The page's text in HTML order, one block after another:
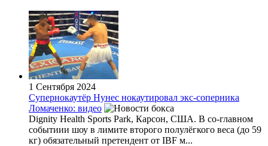
1 Сентября 2024
Супернокаутёр Нунес нокаутировал экс-соперника
Ломаченко: видео
Dignity Health Sports Park, Карсон, США. В со-главном
событиии шоу в лимите второго полулёгкого веса (до 59
кг) обязательный претендент от IBF м...